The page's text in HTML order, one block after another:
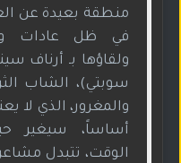
منطقة بعيدة عن
في ظل عادات
ولقاؤها بـ أرناف
سوبتي)، الشاب
والمغرور، الذي لا
أساساً، سيغير
الوقت، تتبدل